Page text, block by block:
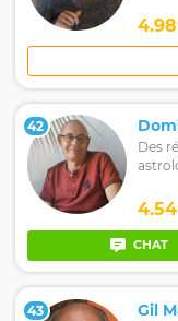
4.98
42
Des
4.54
CHAT
43 Gil